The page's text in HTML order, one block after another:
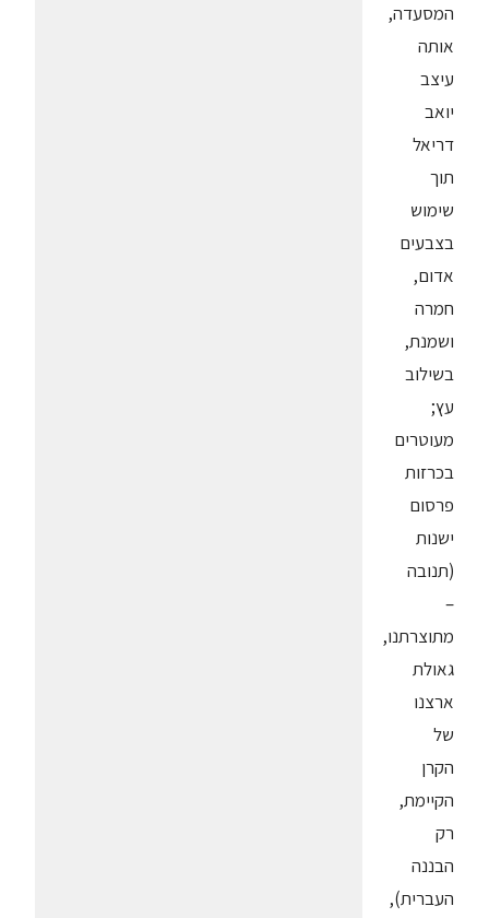
המסעדה,
אותה
עיצב
יואב
דריאל
תוך
שימוש
בצבעים
אדום,
חמרה
ושמנת,
בשילוב
עץ;
מעוטרים
בכרזות
פרסום
ישנות
(תנובה
–
מתוצרתנו,
גאולת
ארצנו
של
הקרן
הקיימת,
רק
הבננה
העברית),